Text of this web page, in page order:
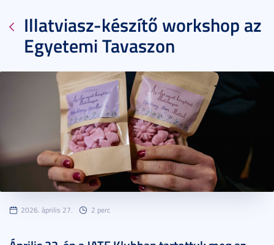
Illatviasz-készítő workshop az
Egyetemi Tavaszon
2026. április 27. 2 perc